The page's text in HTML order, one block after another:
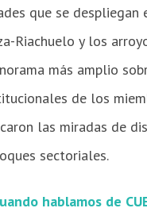
que se
Riachuelo y los
más amplio
de los
las miradas de
sectoriales.
hablamos de